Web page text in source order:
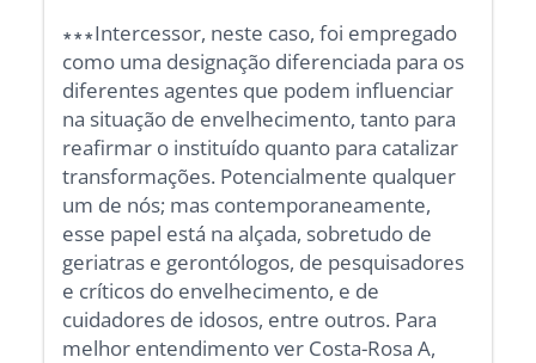
∗∗∗Intercessor, neste caso, foi empregado
como uma designação diferenciada para os
diferentes agentes que podem influenciar
na situação de envelhecimento, tanto para
reafirmar o instituído quanto para catalizar
transformações. Potencialmente qualquer
um de nós; mas contemporaneamente,
esse papel está na alçada, sobretudo de
geriatras e gerontólogos, de pesquisadores
e críticos do envelhecimento, e de
cuidadores de idosos, entre outros. Para
melhor entendimento ver Costa-Rosa A,